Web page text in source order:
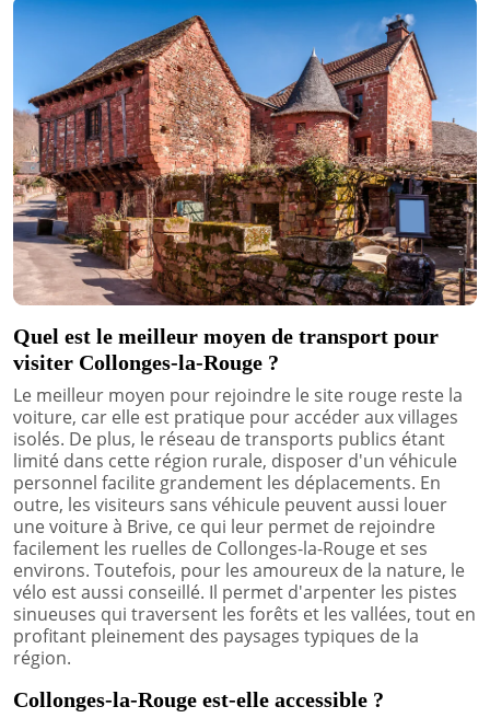
Quel est le meilleur moyen de transport pour
visiter Collonges-la-Rouge ?
Le meilleur moyen pour rejoindre le site rouge reste la
voiture, car elle est pratique pour accéder aux villages
isolés. De plus, le réseau de transports publics étant
limité dans cette région rurale, disposer d'un véhicule
personnel facilite grandement les déplacements. En
outre, les visiteurs sans véhicule peuvent aussi louer
une voiture à Brive, ce qui leur permet de rejoindre
facilement les ruelles de Collonges-la-Rouge et ses
environs. Toutefois, pour les amoureux de la nature, le
vélo est aussi conseillé. Il permet d'arpenter les pistes
sinueuses qui traversent les forêts et les vallées, tout en
profitant pleinement des paysages typiques de la
région.
Collonges-la-Rouge est-elle accessible ?